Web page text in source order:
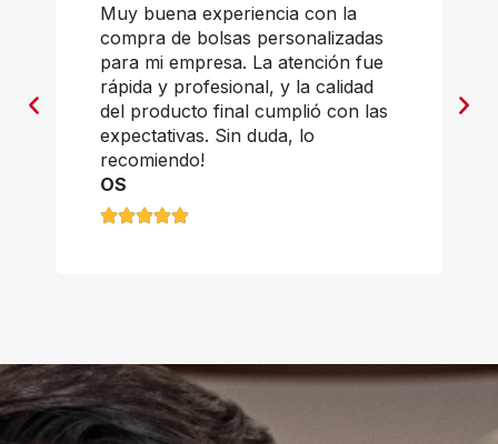
Muy buena experiencia con la
compra de bolsas personalizadas
para mi empresa. La atención fue
rápida y profesional, y la calidad
del producto final cumplió con las
expectativas. Sin duda, lo
recomiendo!
OS